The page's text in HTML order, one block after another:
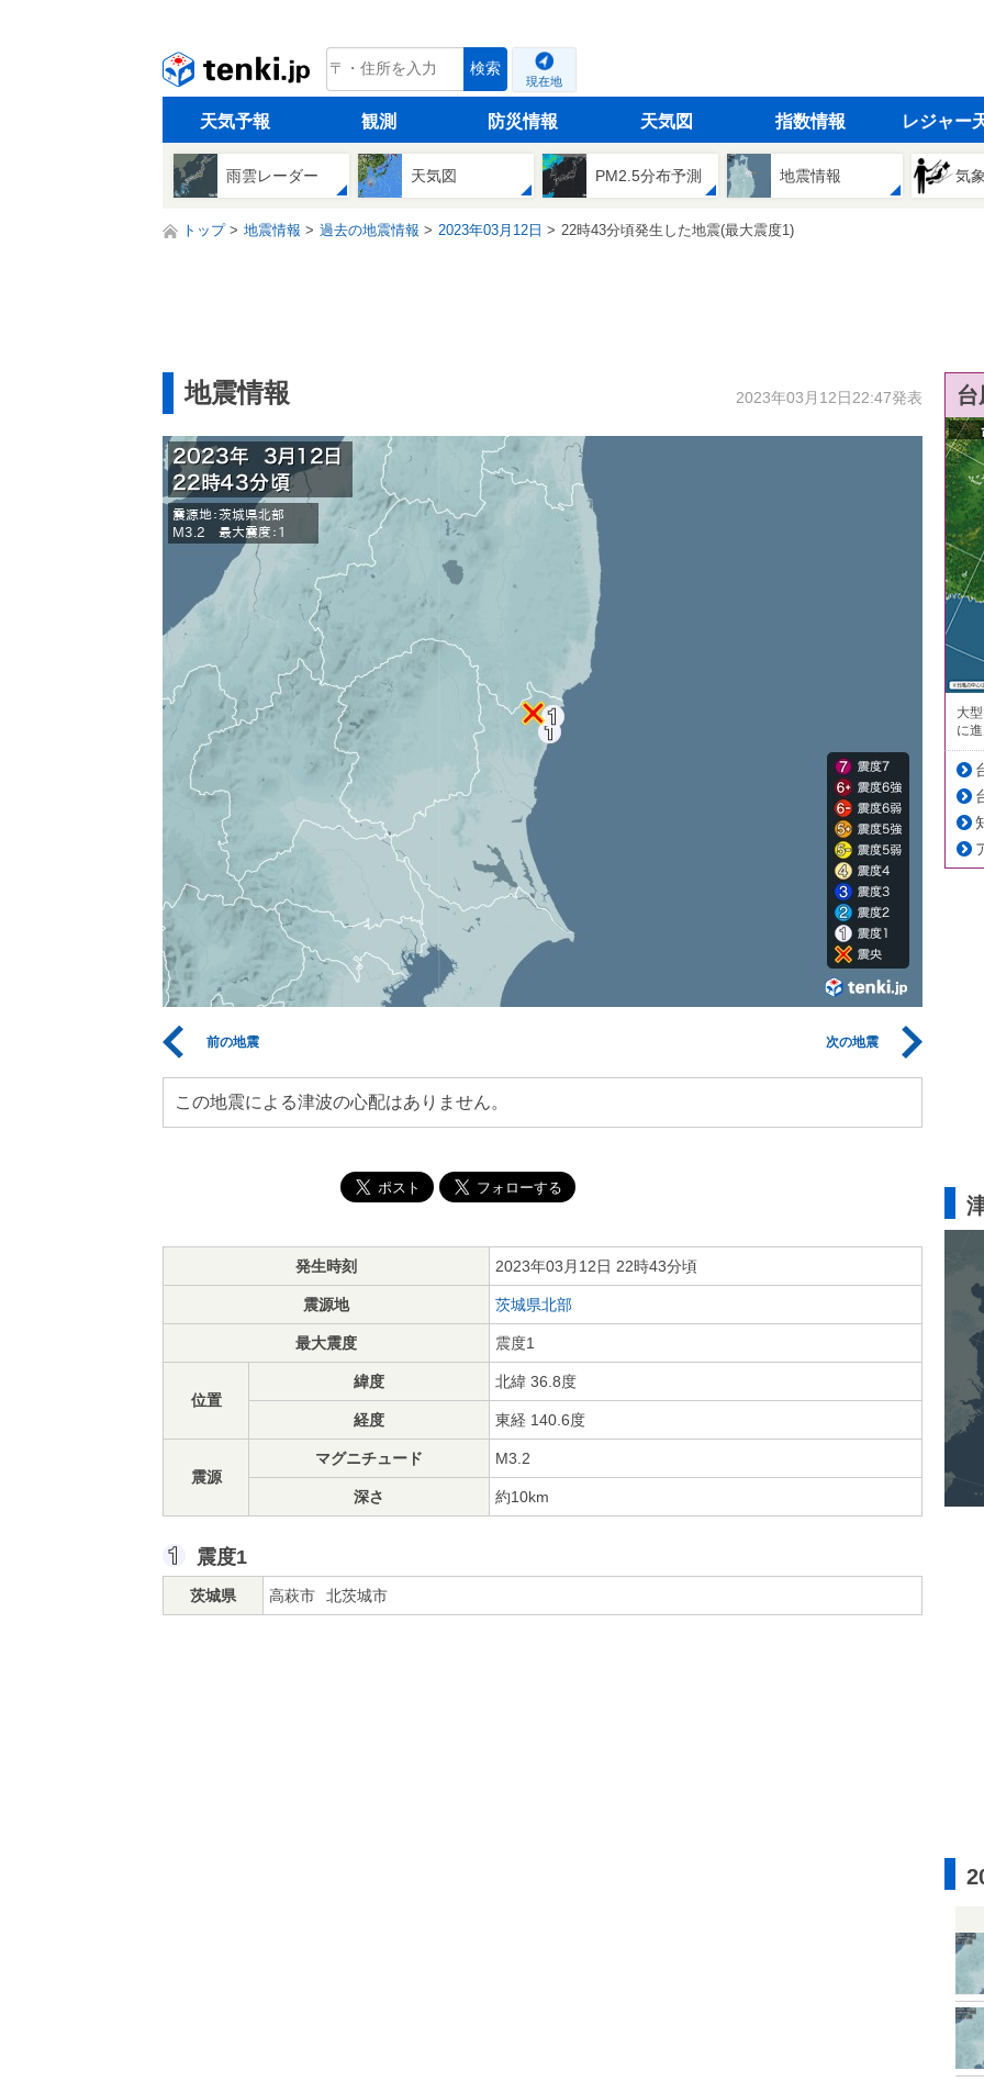
tenki.jp 検索
現在地
天気予報 観測 防災情報 天気図 指数情報 レジャー
雨雲レーダー 天気図 PM2.5分布予測 地震情報 気
トップ 地震情報 過去の地震情報 2023年03月12日 22時43分頃発生した地震(最大震度1)
地震情報 2023年03月12日22:47発表
前の地震 次の地震
この地震による津波の心配はありません。
発生時刻 2023年03月12日 22時43分頃
震源地 茨城県北部
最大震度 震度1
位置
緯度 北緯 36.8度
経度 東経 140.6度
震源
マグニチュード M3.2
深さ 約10km
震度1
茨城県 高萩市 北茨城市
大
に